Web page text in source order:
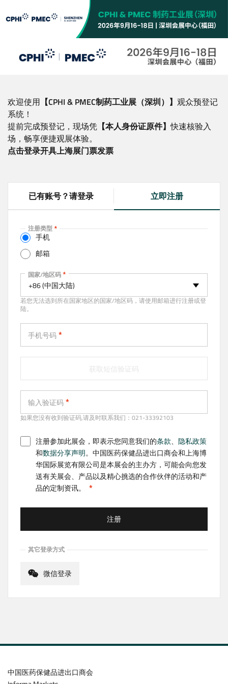
转
欢迎使用 【CPHI & PMEC制药工业展（深圳）】 观众预登记
系统！
提前完成预登记，现场凭 【本人身份证原件】快速核验入
场，畅享便捷观展体验。
点击登录开具上海展门票发票
已有账号？请登录 立即注册
(
a
b
注册类型
手机
邮箱
手机
国家/地区码
+86 (中国大陆)
若您无法选到所在国家地区的国家/地区码，请使用邮箱进行注册或登
陆。
手机号码
输入验证码
如果您没有收到验证码,请及时联系我们：021-33392103
获取短信验证码
注册参加此展会，即表示您同意我们的条款、 隐私政策
和数据分享声明。中国医药保健品进出口商会和上海博
华国际展览有限公司是本展会的主办方，可能会向您发
送有关展会、产品以及精心挑选的合作伙伴的活动和产
品的定制资讯。
注册
其它登录方式
微信登录
中国医药保健品进出口商会